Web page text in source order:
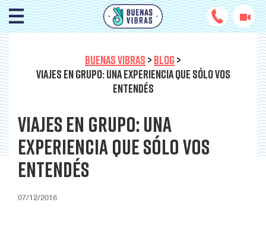
BUENAS VIBRAS > BLOG>
VIAJES EN GRUPO: UNA EXPERIENCIA QUE SÓLO VOS
ENTENDÉS
Viajes en grupo: Una
experiencia que sólo vos
entendés
07/12/2016